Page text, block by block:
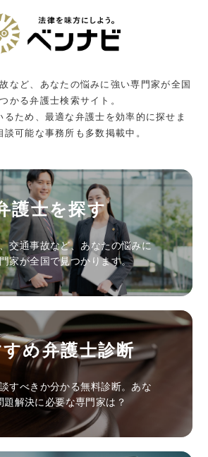
など、あなたの悩みに強い専門家が全国
かる弁護士検索サイト。
るため、最適な弁護士を効率的に探せま
談可能な事務所も多数掲載中。
護士を探す
交通事故など、あなたの悩みに
家が全国で見つかります。
め弁護士診断
すべきか分かる無料診断。あな
題解決に必要な専門家は？